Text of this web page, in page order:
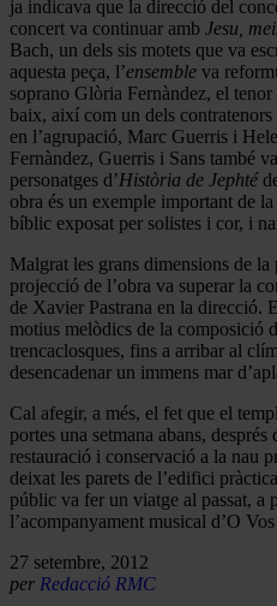
ja indicava que la direcció del
concert va continuar amb Jesu,
Bach, un dels sis motets que va
aquesta peça, l’ensemble va
soprano Glòria Fernàndez, el
baix, així com un dels
en l’agrupació, Marc Guerris i
Fernàndez, Guerris i Sans també
personatges d’Història de Jephté
obra és un exemple important de
bíblic exposat per solistes i cor, i
Malgrat les grans dimensions de
projecció de l’obra va superar la
de Xavier Pastrana en la direcció.
motius melòdics de la composició
trencaclosques, fins a arribar al
desencadenar un immens mar
Cal afegir, a més, el fet que el
portes una setmana abans,
restauració i conservació a la nau
deixat les parets de l’edifici
públic va fer un viatge al passat, a
l’acompanyament musical d’O
27 setembre, 2012
per Redacció RMC